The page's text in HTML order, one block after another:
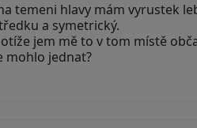
temeni hlavy mám vyrustek
a symetrický.
jem mě to v tom místě
mohlo jednat?